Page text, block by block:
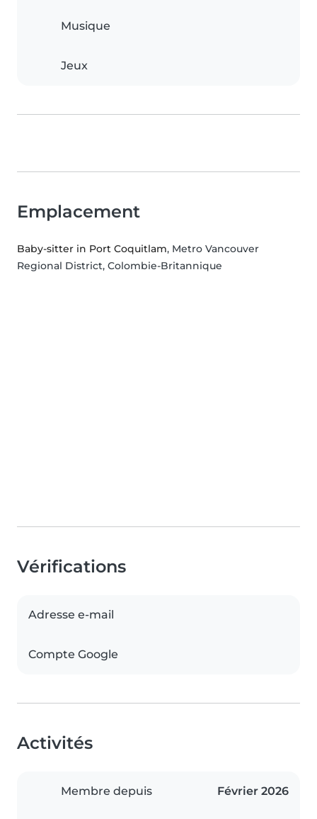
Musique
Jeux
Emplacement
Baby-sitter in Port Coquitlam, Metro Vancouver
Regional District, Colombie-Britannique
Vérifications
Adresse e-mail
Compte Google
Activités
Membre depuis Février 2026